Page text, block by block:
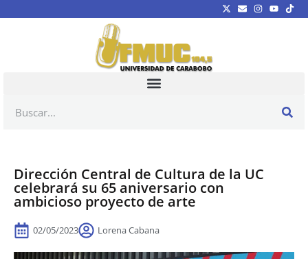
Dirección Central de Cultura de la UC
celebrará su 65 aniversario con
ambicioso proyecto de arte
02/05/2023 Lorena Cabana